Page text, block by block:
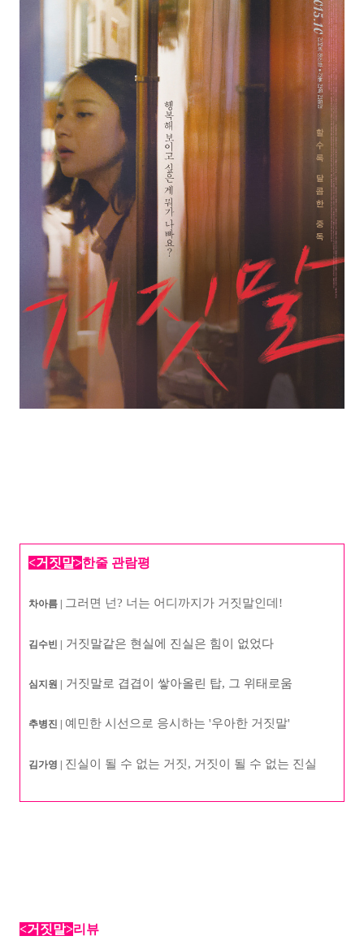
<거짓말>한줄 관람평
차아름 | 그러면 넌? 너는 어디까지가 거짓말인데!
김수빈 | 거짓말같은 현실에 진실은 힘이 없었다
심지원 | 거짓말로 겹겹이 쌓아올린 탑, 그 위태로움
추병진 | 예민한 시선으로 응시하는 '우아한 거짓말'
김가영 | 진실이 될 수 없는 거짓, 거짓이 될 수 없는 진실
<거짓말>리뷰